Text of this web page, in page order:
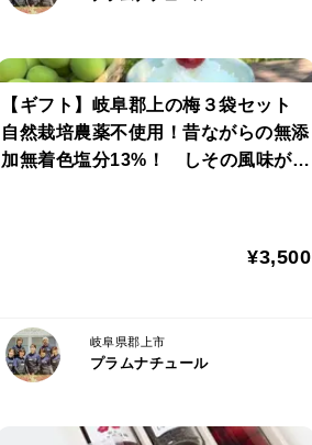
【ギフト】岐阜郡上の梅３袋セット
自然栽培農薬不使用！昔ながらの無添
加無着色塩分13%！ しその風味がさ
¥3,500
岐阜県郡上市
プラムナチュール